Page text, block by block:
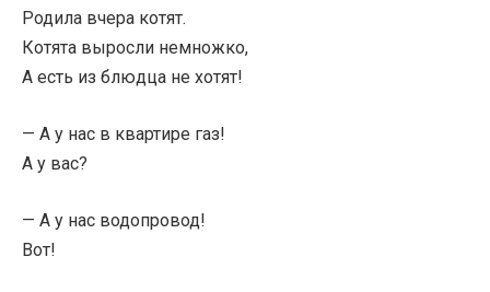
Родила вчера котят.
Котята выросли немножко,
А есть из блюдца не хотят!
— А у нас в квартире газ!
А у вас?
— А у нас водопровод!
Вот!